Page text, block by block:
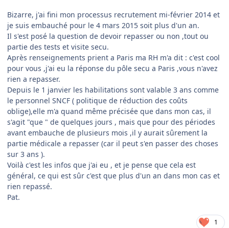
Bizarre, j'ai fini mon processus recrutement mi-février 2014 et
je suis embauché pour le 4 mars 2015 soit plus d'un an.
Il s'est posé la question de devoir repasser ou non ,tout ou
partie des tests et visite secu.
Après renseignements prient a Paris ma RH m'a dit : c'est cool
pour vous ,j'ai eu la réponse du pôle secu a Paris ,vous n'avez
rien a repasser.
Depuis le 1 janvier les habilitations sont valable 3 ans comme
le personnel SNCF ( politique de réduction des coûts
oblige),elle m'a quand même précisée que dans mon cas, il
s'agit "que " de quelques jours , mais que pour des périodes
avant embauche de plusieurs mois ,il y aurait sûrement la
partie médicale a repasser (car il peut s'en passer des choses
sur 3 ans ).
Voilà c'est les infos que j'ai eu , et je pense que cela est
général, ce qui est sûr c'est que plus d'un an dans mon cas et
rien repassé.
Pat.
1